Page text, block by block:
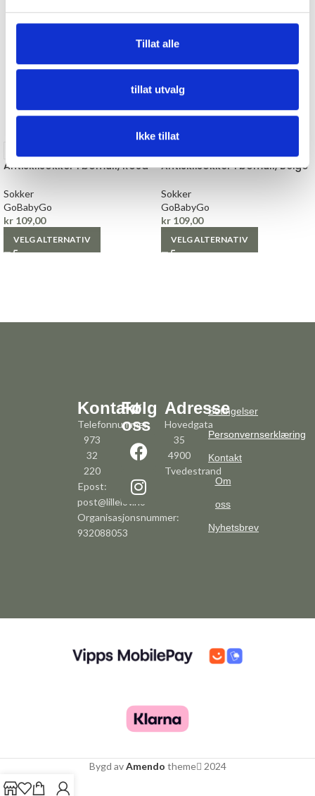
Tillat alle
tillat utvalg
Ikke tillat
Antisklisokker i bomull, Rosa
Sokker
GoBabyGo
kr 109,00
VELG ALTERNATIV
Antisklisokker i bomull, Beige
Sokker
GoBabyGo
kr 109,00
VELG ALTERNATIV
Kontakt
Telefonnummer:
973
32
220
Epost:
post@lillelov.no
Organisasjonsnummer:
932088053
Følg
oss
Adresse
Hovedgata
35
4900
Tvedestrand
Betingelser
Personvernserklæring
Kontakt
Om
oss
Nyhetsbrev
Bygd avAmendo theme 2024